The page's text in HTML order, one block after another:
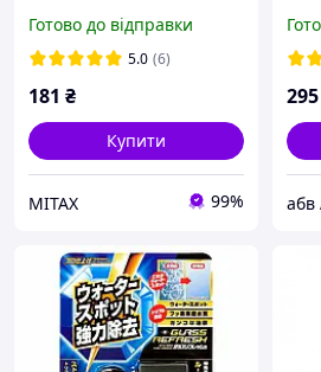
бруду Засіб для
очищення двигуна
Готово до відправки
5.0 (6)
181 ₴
Купити
MITAX 99%
K2
295
абв